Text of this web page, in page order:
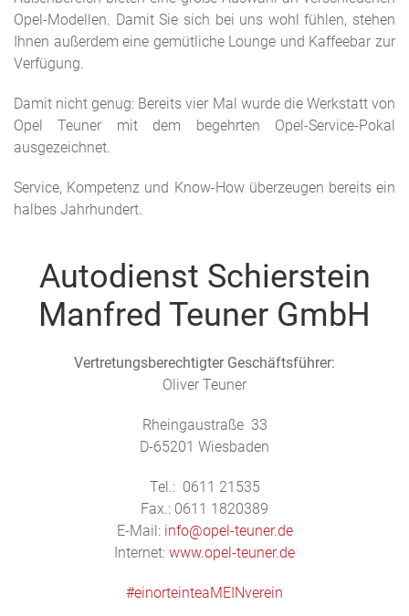
Opel-Modellen. Damit Sie sich bei uns wohl fühlen, stehen
Ihnen außerdem eine gemütliche Lounge und Kaffeebar zur
Verfügung.
Damit nicht genug: Bereits vier Mal wurde die Werkstatt von
Opel Teuner mit dem begehrten Opel-Service-Pokal
ausgezeichnet.
Service, Kompetenz und Know-How überzeugen bereits ein
halbes Jahrhundert.
Autodienst Schierstein
Manfred Teuner GmbH
Vertretungsberechtigter Geschäftsführer:
Oliver Teuner
Rheingaustraße 33
D-65201 Wiesbaden
Tel.: 0611 21535
Fax.: 0611 1820389
E-Mail: info@opel-teuner.de
Internet: www.opel-teuner.de
#einorteinteaMEINverein